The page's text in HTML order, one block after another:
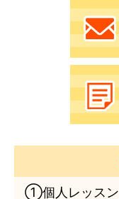
①個人レッスン